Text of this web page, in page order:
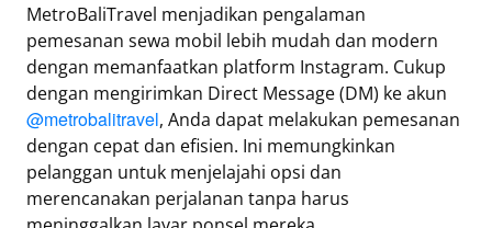
MetroBaliTravel menjadikan pengalaman
pemesanan sewa mobil lebih mudah dan modern
dengan memanfaatkan platform Instagram. Cukup
dengan mengirimkan Direct Message (DM) ke akun
@metrobalitravel, Anda dapat melakukan pemesanan
dengan cepat dan efisien. Ini memungkinkan
pelanggan untuk menjelajahi opsi dan
merencanakan perjalanan tanpa harus